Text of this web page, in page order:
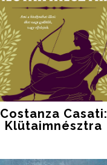
Costanza Casati:
Klütaimnésztra